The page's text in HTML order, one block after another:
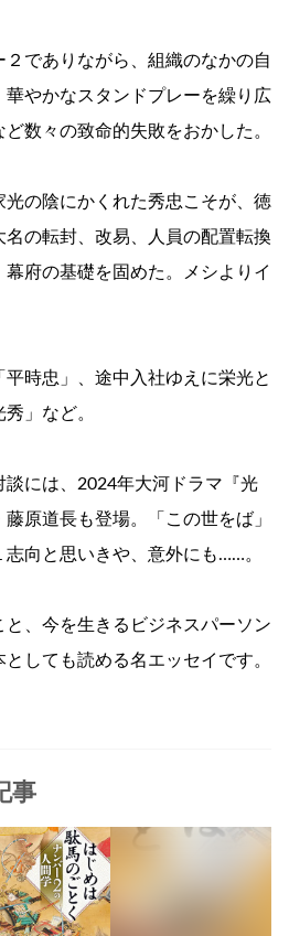
でありながら、組織のなかの自
やかなスタンドプレーを繰り広
数々の致命的失敗をおかした。
の陰にかくれた秀忠こそが、徳
名の転封、改易、人員の配置転換
府の基礎を固めた。メシよりイ
時忠」、途中入社ゆえに栄光と
」など。
には、2024年大河ドラマ『光
原道長も登場。「この世をば」
向と思いきや、意外にも……。
、今を生きるビジネスパーソン
しても読める名エッセイです。
事